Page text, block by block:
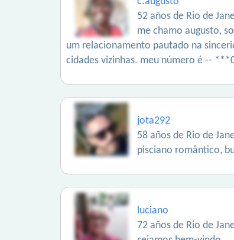
52 años de Rio de
me chamo augusto,
um relacionamento pautado na
cidades vizinhas. meu número é --
jota292
58 años de Rio de
pisciano romântico,
luciano
72 años de Rio de